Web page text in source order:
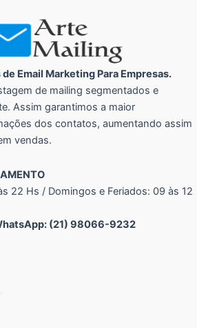
Email Marketing Para Empresas.
de mailing segmentados e
Assim garantimos a maior
dos contatos, aumentando assim
vendas.
22 Hs / Domingos e Feriados: 09 às 12
(21) 98066-9232